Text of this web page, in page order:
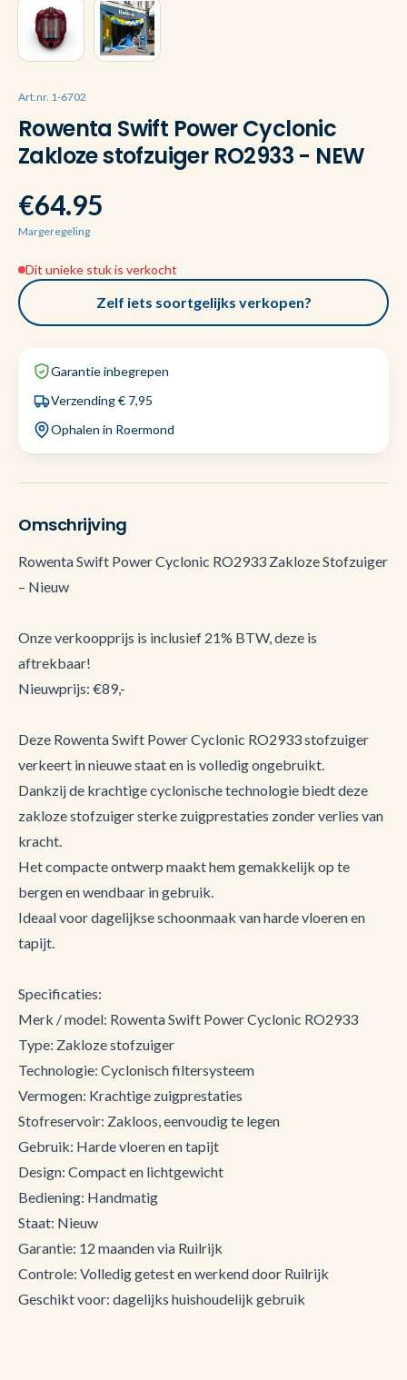
Art.nr. 1-6702
Rowenta Swift Power Cyclonic
Zakloze stofzuiger RO2933 - NEW
€64.95
Margeregeling
Dit unieke stuk is verkocht
Zelf iets soortgelijks verkopen?
Garantie inbegrepen
Verzending € 7,95
Ophalen in Roermond
Omschrijving
Rowenta Swift Power Cyclonic RO2933 Zakloze Stofzuiger
– Nieuw
Onze verkoopprijs is inclusief 21% BTW, deze is
aftrekbaar!
Nieuwprijs: €89,-
Deze Rowenta Swift Power Cyclonic RO2933 stofzuiger
verkeert in nieuwe staat en is volledig ongebruikt.
Dankzij de krachtige cyclonische technologie biedt deze
zakloze stofzuiger sterke zuigprestaties zonder verlies van
kracht.
Het compacte ontwerp maakt hem gemakkelijk op te
bergen en wendbaar in gebruik.
Ideaal voor dagelijkse schoonmaak van harde vloeren en
tapijt.
Specificaties:
Merk / model: Rowenta Swift Power Cyclonic RO2933
Type: Zakloze stofzuiger
Technologie: Cyclonisch filtersysteem
Vermogen: Krachtige zuigprestaties
Stofreservoir: Zakloos, eenvoudig te legen
Gebruik: Harde vloeren en tapijt
Design: Compact en lichtgewicht
Bediening: Handmatig
Staat: Nieuw
Garantie: 12 maanden via Ruilrijk
Controle: Volledig getest en werkend door Ruilrijk
Geschikt voor: dagelijks huishoudelijk gebruik